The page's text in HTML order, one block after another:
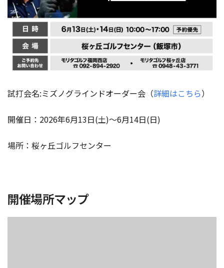
試打会名:ミズノグラインドオーダー会（詳細はこちら）
開催日：2026年6月13日(土)～6月14日(日)
場所：桜ヶ丘ゴルフセンター
開催場所マップ